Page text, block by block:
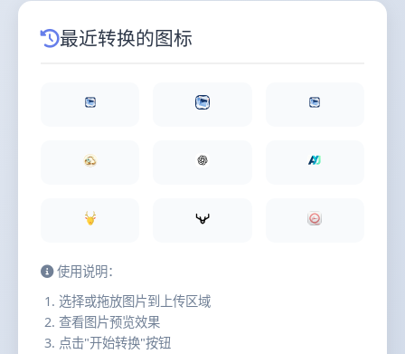
最近转换的图标
使用说明：
选择或拖放图片到上传区域
查看图片预览效果
点击"开始转换"按钮